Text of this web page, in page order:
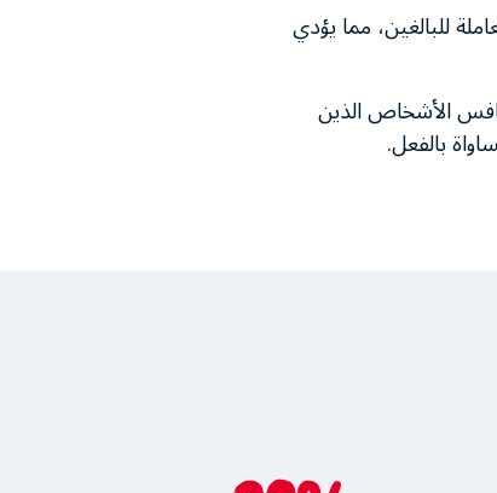
للبالغين، مما يؤدي
الأشخاص الذين
بالفعل.